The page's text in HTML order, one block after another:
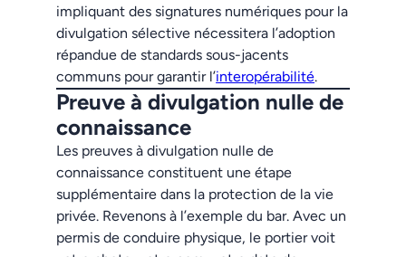
impliquant des signatures numériques pour la
divulgation sélective nécessitera l’adoption
répandue de standards sous-jacents
communs pour garantir l’interopérabilité.
Preuve à divulgation nulle de
connaissance
Les preuves à divulgation nulle de
connaissance constituent une étape
supplémentaire dans la protection de la vie
privée. Revenons à l’exemple du bar. Avec un
permis de conduire physique, le portier voit